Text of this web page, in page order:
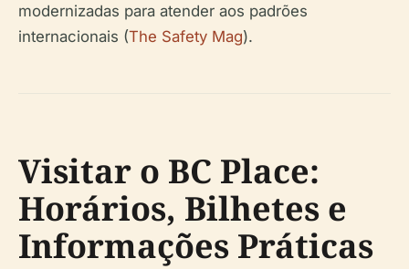
modernizadas para atender aos padrões
internacionais (The Safety Mag).
Visitar o BC Place:
Horários, Bilhetes e
Informações Práticas